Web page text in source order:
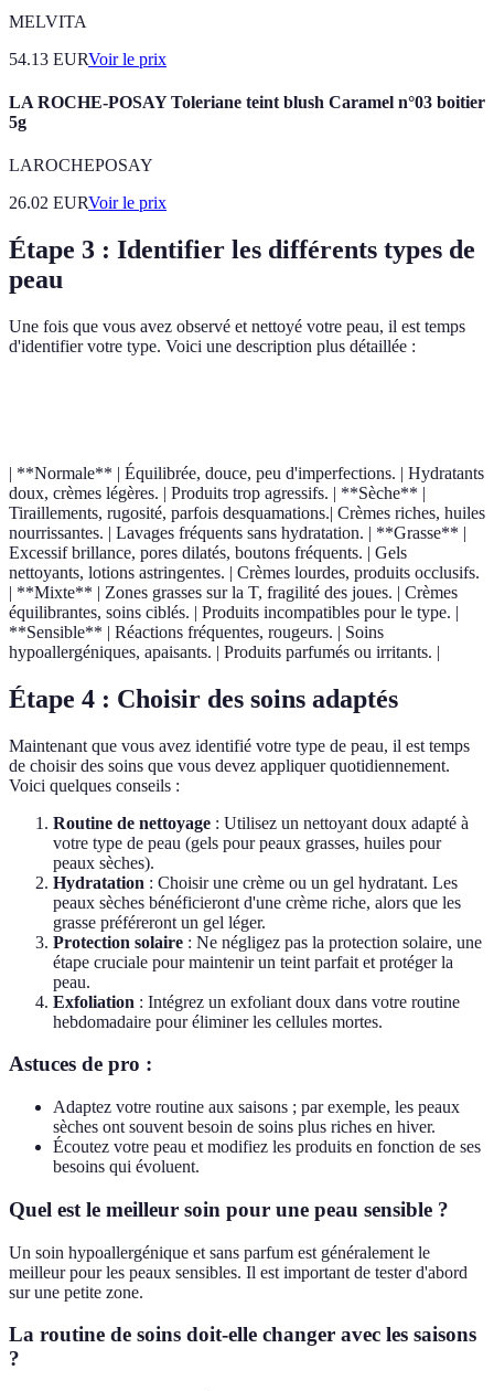
MELVITA
54.13 EURVoir le prix
LA ROCHE-POSAY Toleriane teint blush Caramel n°03 boitier
5g
LAROCHEPOSAY
26.02 EURVoir le prix
Étape 3 : Identifier les différents types de
peau
Une fois que vous avez observé et nettoyé votre peau, il est temps
d'identifier votre type. Voici une description plus détaillée :
| **Normale** | Équilibrée, douce, peu d'imperfections. | Hydratants
doux, crèmes légères. | Produits trop agressifs. | **Sèche** |
Tiraillements, rugosité, parfois desquamations.| Crèmes riches, huiles
nourrissantes. | Lavages fréquents sans hydratation. | **Grasse** |
Excessif brillance, pores dilatés, boutons fréquents. | Gels
nettoyants, lotions astringentes. | Crèmes lourdes, produits occlusifs.
| **Mixte** | Zones grasses sur la T, fragilité des joues. | Crèmes
équilibrantes, soins ciblés. | Produits incompatibles pour le type. |
**Sensible** | Réactions fréquentes, rougeurs. | Soins
hypoallergéniques, apaisants. | Produits parfumés ou irritants. |
Étape 4 : Choisir des soins adaptés
Maintenant que vous avez identifié votre type de peau, il est temps
de choisir des soins que vous devez appliquer quotidiennement.
Voici quelques conseils :
Routine de nettoyage : Utilisez un nettoyant doux adapté à
votre type de peau (gels pour peaux grasses, huiles pour
peaux sèches).
Hydratation : Choisir une crème ou un gel hydratant. Les
peaux sèches bénéficieront d'une crème riche, alors que les
grasse préféreront un gel léger.
Protection solaire : Ne négligez pas la protection solaire, une
étape cruciale pour maintenir un teint parfait et protéger la
peau.
Exfoliation : Intégrez un exfoliant doux dans votre routine
hebdomadaire pour éliminer les cellules mortes.
Astuces de pro :
Adaptez votre routine aux saisons ; par exemple, les peaux
sèches ont souvent besoin de soins plus riches en hiver.
Écoutez votre peau et modifiez les produits en fonction de ses
besoins qui évoluent.
Quel est le meilleur soin pour une peau sensible ?
Un soin hypoallergénique et sans parfum est généralement le
meilleur pour les peaux sensibles. Il est important de tester d'abord
sur une petite zone.
La routine de soins doit-elle changer avec les saisons
?